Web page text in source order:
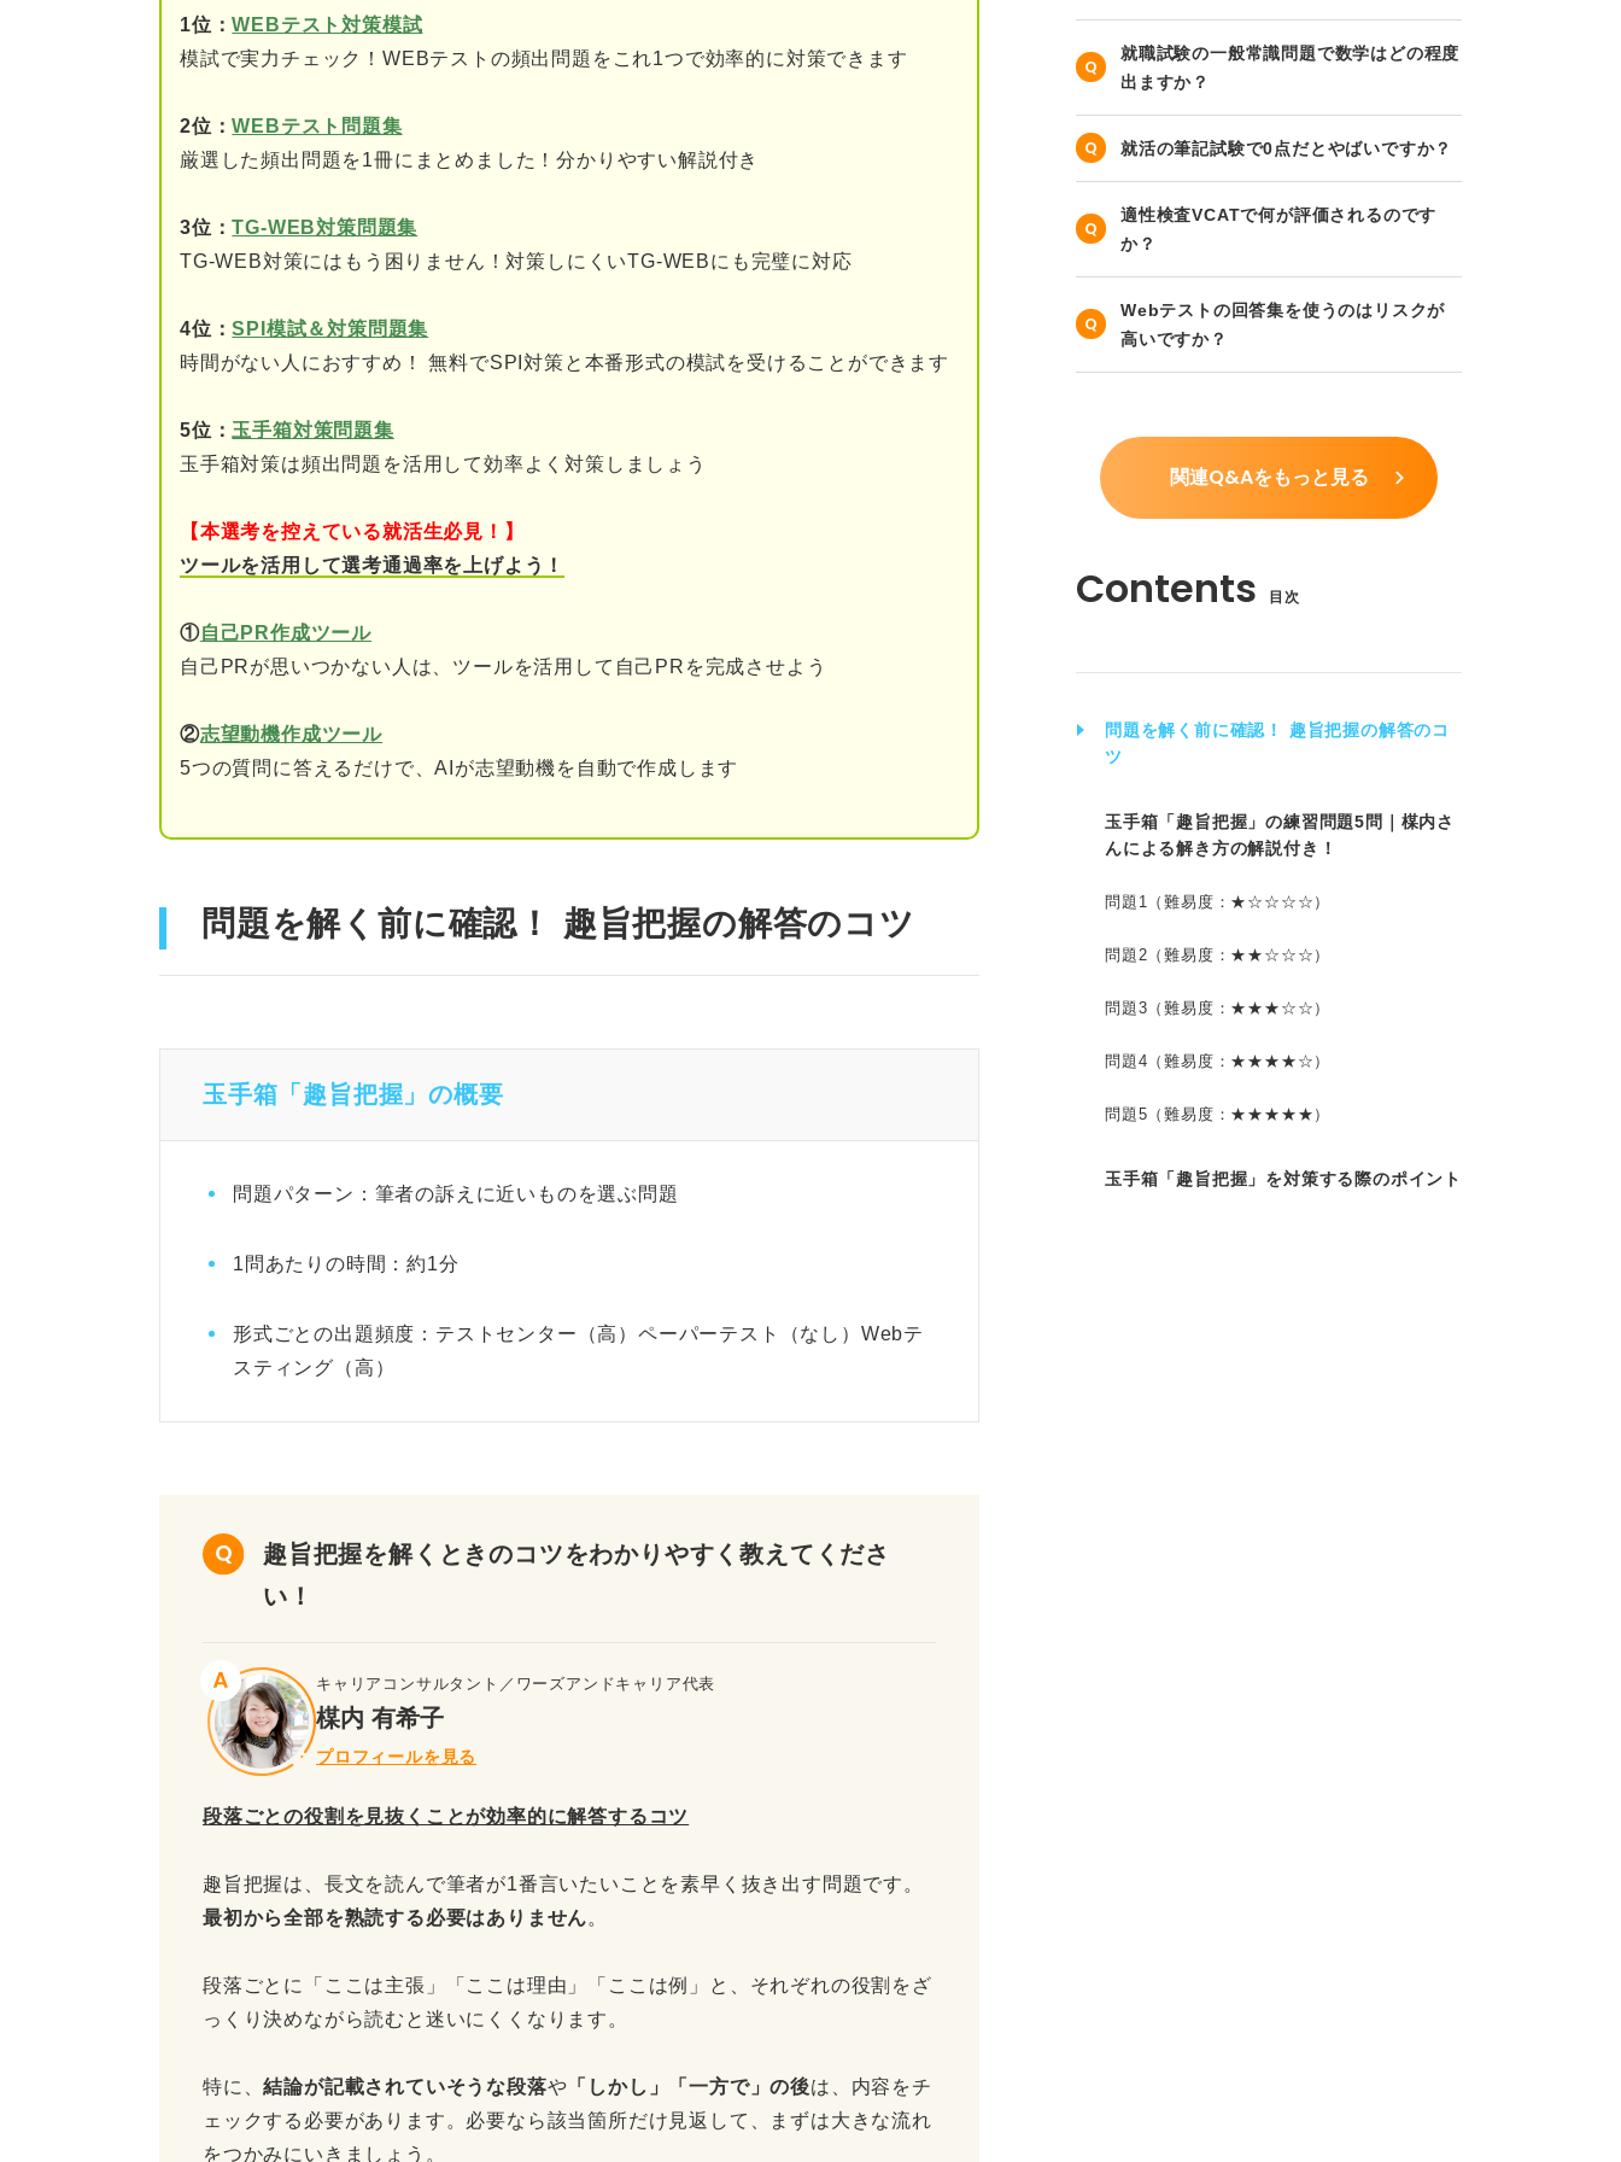
問題5（難易度：★★★★★）
1位：WEBテスト対策模試
模試で実力チェック！WEBテストの頻出問題をこれ1つで効率的に対策できます
2位：WEBテスト問題集
厳選した頻出問題を1冊にまとめました！分かりやすい解説付き
3位：TG-WEB対策問題集
TG-WEB対策にはもう困りません！対策しにくいTG-WEBにも完璧に対応
4位：SPI模試＆対策問題集
時間がない人におすすめ！ 無料でSPI対策と本番形式の模試を受けることができます
5位： 玉手箱対策問題集
玉手箱対策は頻出問題を活用して効率よく対策しましょう
【本選考を控えている就活生必見！】
ツールを活用して選考通過率を上げよう！
①自己PR作成ツール
自己PRが思いつかない人は、ツールを活用して自己PRを完成させよう
②志望動機作成ツール
5つの質問に答えるだけで、AIが志望動機を自動で作成します
問題を解く前に確認！ 趣旨把握の解答のコツ
玉手箱「趣旨把握」の概要
問題パターン：筆者の訴えに近いものを選ぶ問題
1問あたりの時間：約1分
形式ごとの出題頻度：テストセンター（高）ペーパーテスト（なし）Webテ
スティング（高）
趣旨把握を解くときのコツをわかりやすく教えてくださ
い！
キャリアコンサルタント／ワーズアンドキャリア代表
楳内 有希子
プロフィールを見る
段落ごとの役割を見抜くことが効率的に解答するコツ
趣旨把握は、長文を読んで筆者が1番言いたいことを素早く抜き出す問題です。
最初から全部を熟読する必要はありません。
段落ごとに「ここは主張」「ここは理由」「ここは例」と、それぞれの役割をざ
っくり決めながら読むと迷いにくくなります。
特に、結論が記載されていそうな段落や 「しかし」「一方で」の後は、内容をチ
ェックする必要があります。必要なら該当箇所だけ見返して、まずは大きな流れ
をつかみにいきましょう。
就職試験の一般常識問題で数学はどの程度
出ますか？
就活の筆記試験で0点だとやばいですか？
適性検査VCATで何が評価されるのです
か？
Webテストの回答集を使うのはリスクが
高いですか？
関連Q&Aをもっと見る
目次
問題を解く前に確認！ 趣旨把握の解答のコ
ツ
玉手箱「趣旨把握」の練習問題5問｜楳内さ
んによる解き方の解説付き！
問題1（難易度：★☆☆☆☆）
問題2（難易度：★★☆☆☆）
問題3（難易度：★★★☆☆）
問題4（難易度：★★★★☆）
問題5（難易度：★★★★★）
玉手箱「趣旨把握」を対策する際のポイント